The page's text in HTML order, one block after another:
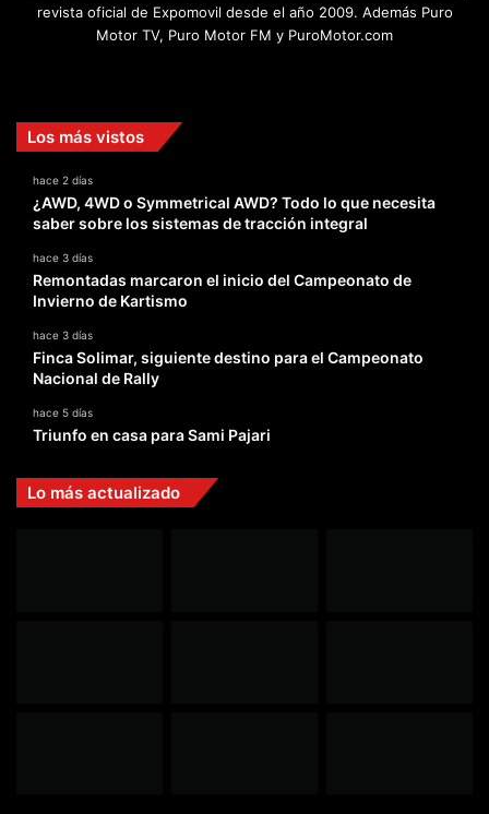
revista oficial de Expomovil desde el año 2009. Además Puro
Motor TV, Puro Motor FM y PuroMotor.com
Los más vistos
hace 2 días
¿AWD, 4WD o Symmetrical AWD? Todo lo que necesita
saber sobre los sistemas de tracción integral
hace 3 días
Remontadas marcaron el inicio del Campeonato de
Invierno de Kartismo
hace 3 días
Finca Solimar, siguiente destino para el Campeonato
Nacional de Rally
hace 5 días
Triunfo en casa para Sami Pajari
Lo más actualizado